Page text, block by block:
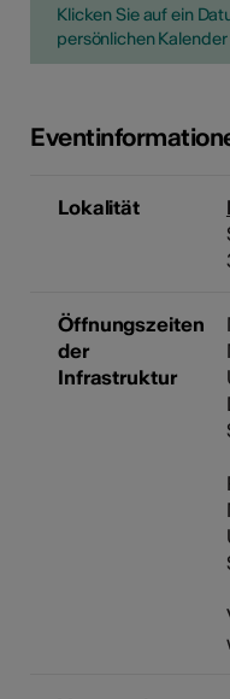
Klicken Sie auf ein
persönlichen
Lokalität
Öffnungszeiten
der
Infrastruktur